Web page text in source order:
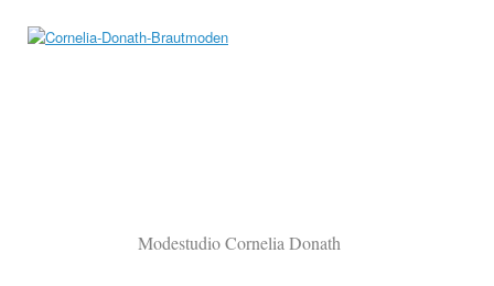
Modestudio Cornelia Donath